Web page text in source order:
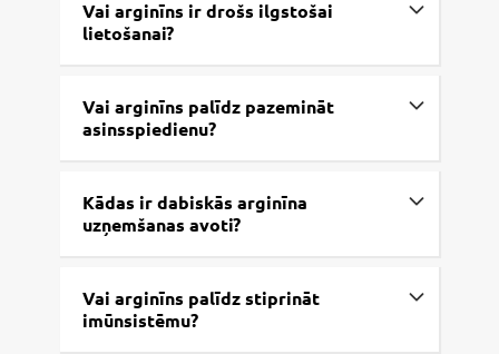
Vai arginīns ir drošs ilgstošai
lietošanai?
Vai arginīns palīdz pazemināt
asinsspiedienu?
Kādas ir dabiskās arginīna
uzņemšanas avoti?
Vai arginīns palīdz stiprināt
imūnsistēmu?